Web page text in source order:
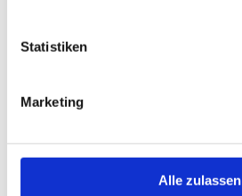
Statistiken
Marketing
Alle zulassen